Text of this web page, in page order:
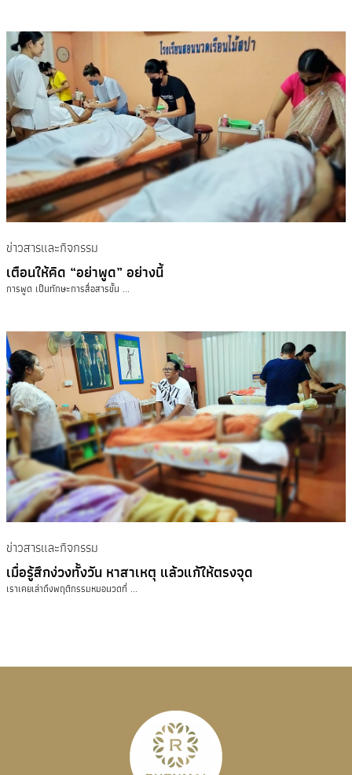
ข่าวสารและกิจกรรม
เตือนให้คิด “อย่าพูด” อย่างนี้
การพูด เป็นทักษะการสื่อสารขั้น ...
ข่าวสารและกิจกรรม
เมื่อรู้สึกง่วงทั้งวัน หาสาเหตุ แล้วแก้ให้ตรงจุด
เราเคยเล่าถึงพฤติกรรมหมอนวดที่ ...